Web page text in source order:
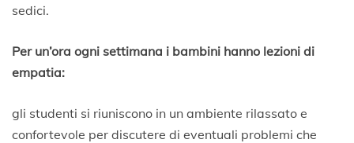
sedici.
Per un’ora ogni settimana i bambini hanno lezioni di
empatia:
gli studenti si riuniscono in un ambiente rilassato e
confortevole per discutere di eventuali problemi che